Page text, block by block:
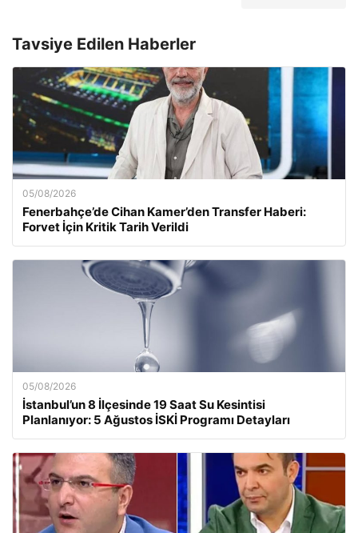
Tavsiye Edilen Haberler
05/08/2026
Fenerbahçe’de Cihan Kamer’den Transfer Haberi:
Forvet İçin Kritik Tarih Verildi
05/08/2026
İstanbul’un 8 İlçesinde 19 Saat Su Kesintisi
Planlanıyor: 5 Ağustos İSKİ Programı Detayları